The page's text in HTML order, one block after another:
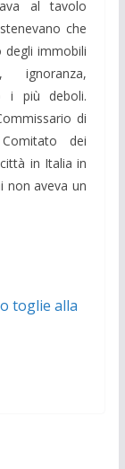
al tavolo
che
degli immobili
ignoranza,
i più deboli.
di
dei
in Italia in
non aveva un
toglie alla